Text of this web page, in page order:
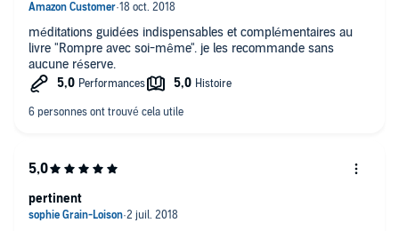
méditations guidées indispensables et complémentaires au
livre "Rompre avec soi-même". je les recommande sans
aucune réserve.
pertinent